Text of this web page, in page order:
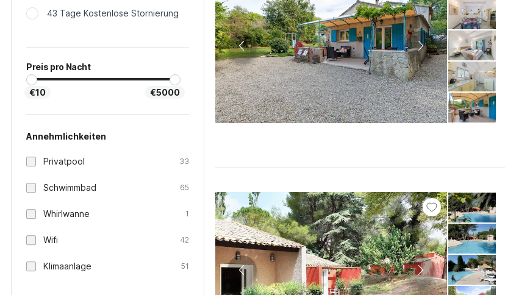
43 Tage Kostenlose Stornierung
Preis pro Nacht
€10 €5000
Annehmlichkeiten
Privatpool 33
Schwimmbad 65
Whirlwanne 1
Wifi 42
Klimaanlage 51